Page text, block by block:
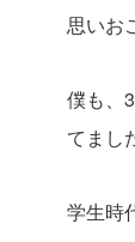
思いお
僕も、
てまし
学生時